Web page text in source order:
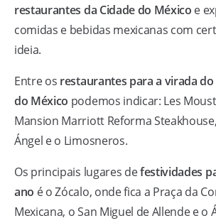
restaurantes da Cidade do México e
comidas e bebidas mexicanas com
ideia.
Entre os restaurantes para a virada
do México podemos indicar: Les
Mansion Marriott Reforma
Ángel e o Limosneros.
Os principais lugares defestividades
ano é o Zócalo, onde fica a Praça da
Mexicana, o San Miguel de Allende e o